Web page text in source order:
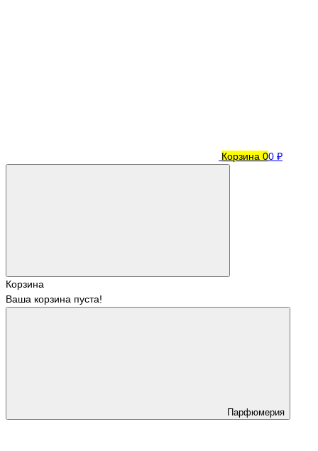
Корзина 00 ₽
Корзина
Ваша корзина пуста!
Парфюмерия